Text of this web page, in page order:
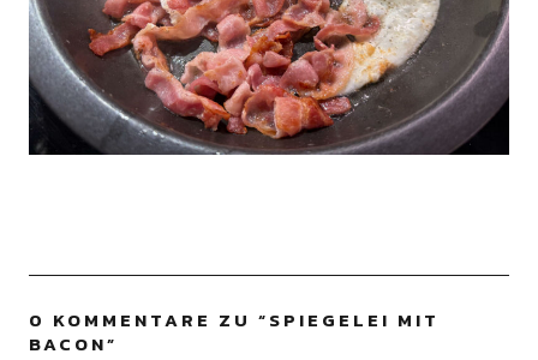
0 KOMMENTARE ZU “SPIEGELEI MIT
BACON”